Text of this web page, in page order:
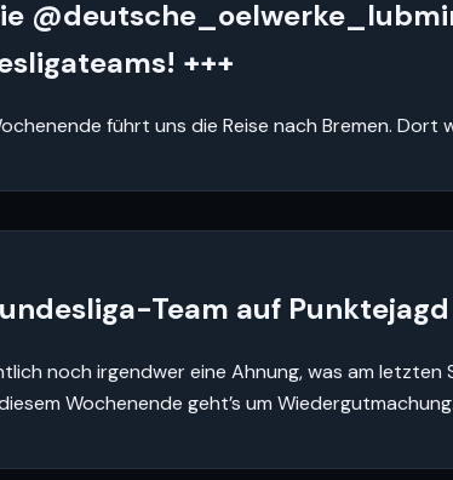
+++
führt uns die Reise nach Bremen. Dort
Team auf
noch irgendwer eine Ahnung, was am
Wochenende geht’s um